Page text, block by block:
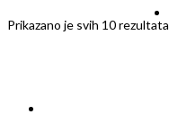
Prikazano je svih 10 rezultata